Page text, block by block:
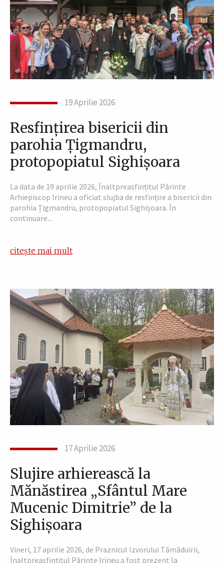
19 Aprilie 2026
Resfințirea bisericii din
parohia Țigmandru,
protopopiatul Sighișoara
La data de 19 aprilie 2026, Înaltpreasfințitul Părinte
Arhiepiscop Irineu a oficiat slujba de resfințire a bisericii din
parohia Țigmandru, protopopiatul Sighișoara. În
continuare...
citește mai mult
17 Aprilie 2026
Slujire arhierească la
Mănăstirea „Sfântul Mare
Mucenic Dimitrie” de la
Sighișoara
Vineri, 17 aprilie 2026, de Praznicul Izvorului Tămăduirii,
Înaltpreasfințitul Părinte Irineu a fost prezent la